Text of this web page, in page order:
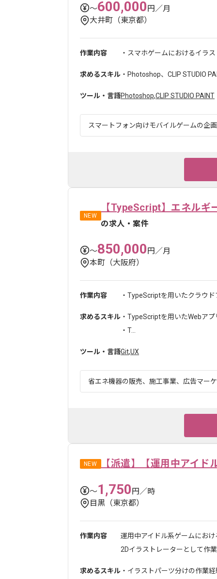
〜600,000円／月
大井町（東京都）
作業内容 ・スマホゲームにおけるイラ
求めるスキル ・Photoshop、CLIP STUDIO
ツール・言語Photoshop,CLIP STUDIO PAINT
スマートフォン向けモバイルゲームの企
NEW
【TypeScript】エネル
の求人・案件
〜850,000円／月
本町（大阪府）
作業内容 ・TypeScriptを用いたクラウ
求めるスキル ・TypeScriptを用いたWebア
・T...
ツール・言語Git,UX
省エネ機器の販売、施工事業、広告マー
NEW 【派遣】【運用中アイド
〜1,750円／時
目黒（東京都）
作業内容
運用中アイドル系ゲームにおけ
2Dイラストレーターとして作
求めるスキル ・イラストパーツ分けの作業経